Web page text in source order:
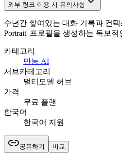
외부 링크 이용 시 유의사항
수년간 쌓여있는 대화 기록과 컨
Portrait' 프로필을 생성하는 독보
카테고리
만능 AI
서브카테고리
멀티모델 허브
가격
무료 플랜
한국어
한국어 지원
공유하기 비교